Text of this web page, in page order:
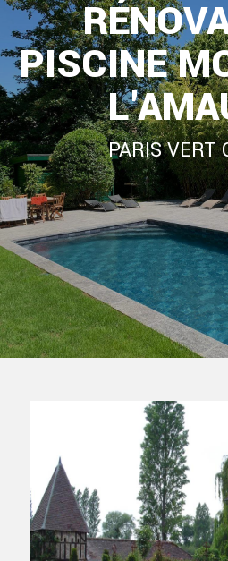
PISCINE
PARIS VERT
Panneau de gestion des cookies